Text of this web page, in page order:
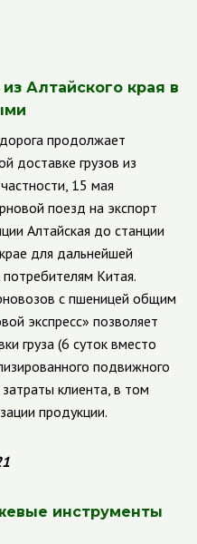
Алтайского края в
продолжает
доставке грузов из
15 мая
поезд на экспорт
Алтайская до станции
для дальнейшей
потребителям Китая.
с пшеницей общим
экспресс» позволяет
груза (6 суток вместо
подвижного
клиента, в том
продукции.
инструменты